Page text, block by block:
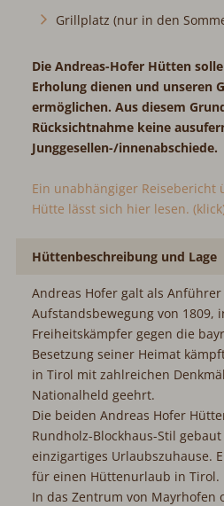
Grillplatz (nur in den
Die Andreas-Hofer Hütten
Erholung dienen und unseren
ermöglichen. Aus diesem
Rücksichtnahme keine
Junggesellen-/innenabschiede.
Ein unabhängiger Reisebericht
Hütte lässt sich hier lesen.
Hüttenbeschreibung und Lage
Andreas Hofer galt als
Aufstandsbewegung von 1809,
Freiheitskämpfer gegen die
Besetzung seiner Heimat
in Tirol mit zahlreichen
Nationalheld geehrt.
Die beiden Andreas Hofer
Rundholz-Blockhaus-Stil
einzigartiges Urlaubszuhause.
für einen Hüttenurlaub in Tirol.
In das Zentrum von Mayrhofen